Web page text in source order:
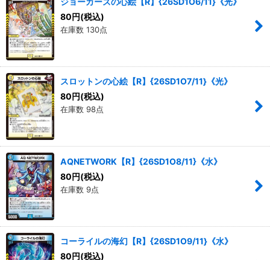
80円(税込)
在庫数 130点
スロットンの心絵【R】{26SD1O7/11}《光》
80円(税込)
在庫数 98点
AQNETWORK【R】{26SD1O8/11}《水》
80円(税込)
在庫数 9点
コーライルの海幻【R】{26SD1O9/11}《水》
80円(税込)